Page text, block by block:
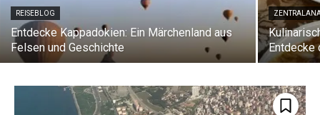
REISEBLOG
Entdecke Kappadokien: Ein Märchenland aus
Felsen und Geschichte
Entdecke